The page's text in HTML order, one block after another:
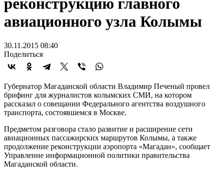
реконструкцию главного
авиационного узла Колымы
30.11.2015 08:40
Поделиться
Губернатор Магаданской области Владимир Печеный провел
брифинг для журналистов колымских СМИ, на котором
рассказал о совещании Федерального агентства воздушного
транспорта, состоявшемся в Москве.
Предметом разговора стало развитие и расширение сети
авиационных пассажирских маршрутов Колымы, а также
продолжение реконструкции аэропорта «Магадан», сообщает
Управление информационной политики правительства
Магаданской области.